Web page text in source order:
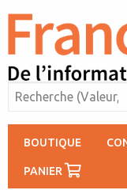
BOUTIQUE
PANIER